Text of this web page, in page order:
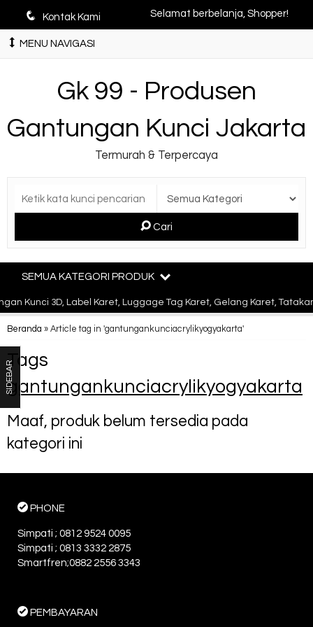
q Kontak Kami Selamat berbelanja, Shopper!
MENU NAVIGASI
Gk 99 - Produsen
Gantungan Kunci Jakarta
Termurah & Terpercaya
Cari
SEMUA KATEGORI PRODUK
Kunci 3D, Label Karet, Luggage Tag Karet, Gelang Karet,
Beranda » Article tag in 'gantungankunciacrylikyogyakarta'
Tags
gantungankunciacrylikyogyakarta
Maaf, produk belum tersedia pada
kategori ini
SIDEBAR
PHONE
Simpati ; 0812 9524 0095
Simpati ; 0813 3332 2875
Smartfren;0882 2556 3343
PEMBAYARAN